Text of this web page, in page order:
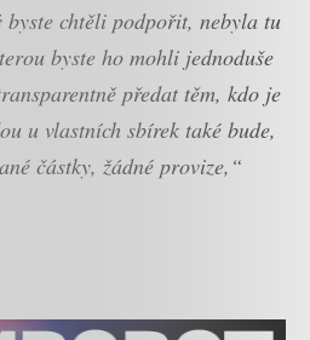
chtěli podpořit, nebyla tu
byste ho mohli jednoduše
předat těm, kdo je
u vlastních sbírek také bude,
částky, žádné provize,“